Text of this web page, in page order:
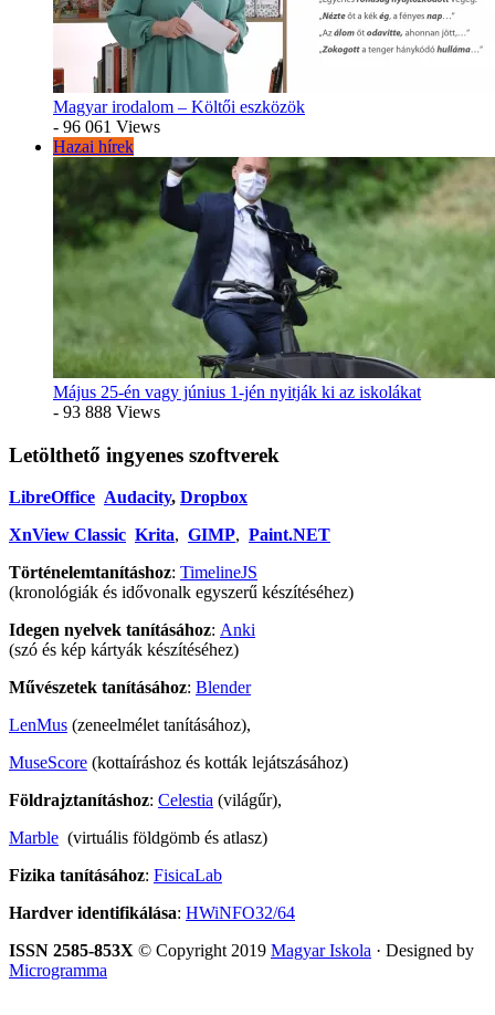
Magyar irodalom – Költői eszközök
- 96 061 Views
Hazai hírek
Május 25-én vagy június 1-jén nyitják ki az iskolákat
- 93 888 Views
Letölthető ingyenes szoftverek
LibreOffice Audacity, Dropbox
XnView Classic Krita, GIMP, Paint.NET
Történelemtanításhoz: TimelineJS
(kronológiák és idővonalk egyszerű készítéséhez)
Idegen nyelvek tanításához: Anki
(szó és kép kártyák készítéséhez)
Művészetek tanításához: Blender
LenMus (zeneelmélet tanításához),
MuseScore (kottaíráshoz és kották lejátszásához)
Földrajztanításhoz: Celestia (világűr),
Marble (virtuális földgömb és atlasz)
Fizika tanításához: FisicaLab
Hardver identifikálása: HWiNFO32/64
ISSN 2585-853X © Copyright 2019 Magyar Iskola · Designed by
Microgramma